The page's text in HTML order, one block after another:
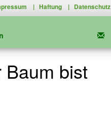
|Haftung | Datenschutz
Baum bist